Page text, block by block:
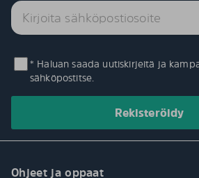
* Haluan saada uutiskirjeitä ja
sähköpostitse.
Ohjeet ja oppaat